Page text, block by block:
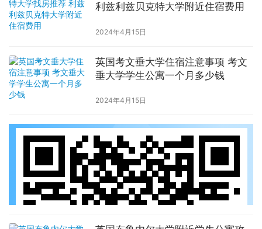
利兹利兹贝克特大学附近住宿费用
2024年4月15日
英国考文垂大学住宿注意事项 考文
垂大学学生公寓一个月多少钱
2024年4月15日